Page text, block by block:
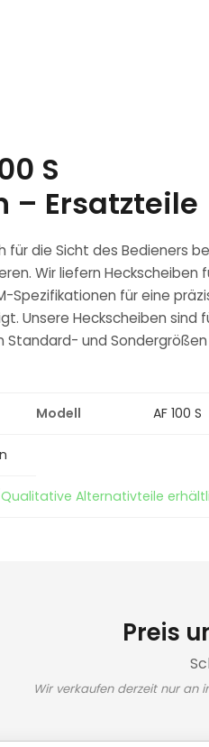
S
– Ersatzteile
für die Sicht des Bedieners
Wir liefern Heckscheiben
Spezifikationen für eine
Unsere Heckscheiben sind
Standard- und Sondergrößen
Modell AF 100 S
Alternativteile
Preis
Wir verkaufen derzeit nur an